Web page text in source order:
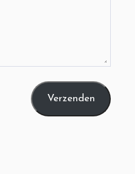
Verzenden